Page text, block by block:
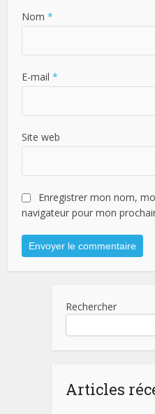
Nom*
E-mail*
Site web
Enregistrer mon nom,
navigateur pour mon
Rechercher
Articles